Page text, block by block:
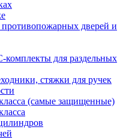
дверей и
комплекты для раздельных
стяжки для ручек
(самые защищенные)